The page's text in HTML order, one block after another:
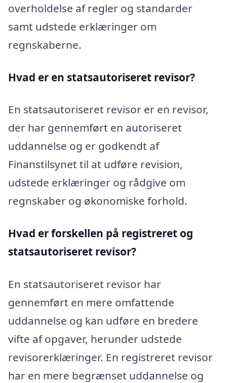
overholdelse af regler og standarder
samt udstede erklæringer om
regnskaberne.
Hvad er en statsautoriseret revisor?
En statsautoriseret revisor er en revisor,
der har gennemført en autoriseret
uddannelse og er godkendt af
Finanstilsynet til at udføre revision,
udstede erklæringer og rådgive om
regnskaber og økonomiske forhold.
Hvad er forskellen på registreret og
statsautoriseret revisor?
En statsautoriseret revisor har
gennemført en mere omfattende
uddannelse og kan udføre en bredere
vifte af opgaver, herunder udstede
revisorerklæringer. En registreret revisor
har en mere begrænset uddannelse og